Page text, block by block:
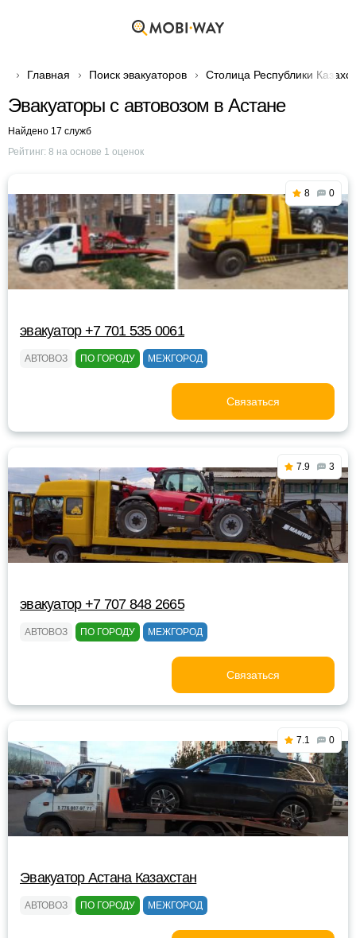
Главная Поиск эвакуаторов Столица Республики
Эвакуаторы с автовозом в Астане
Найдено 17 служб
Рейтинг: 8 на основе 1 оценок
8 0
эвакуатор +7 701 535 0061
АВТОВОЗ ПО ГОРОДУ МЕЖГОРОД
Связаться
7.9 3
эвакуатор +7 707 848 2665
АВТОВОЗ ПО ГОРОДУ МЕЖГОРОД
Связаться
7.1 0
Эвакуатор Астана Казахстан
АВТОВОЗ ПО ГОРОДУ МЕЖГОРОД